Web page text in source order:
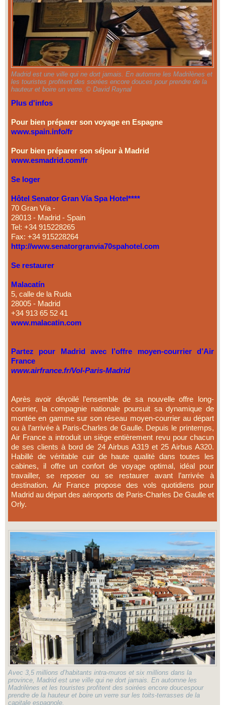
Madrid est une ville qui ne dort jamais. En automne les Madrilènes et
les touristes profitent des soirées encore douces pour prendre de la
hauteur et boire un verre. © David Raynal
Plus d'infos
Pour bien préparer son voyage en Espagne
www.spain.info/fr
Pour bien préparer son séjour à Madrid
www.esmadrid.com/fr
Se loger
Hôtel Senator Gran Vía Spa Hotel****
70 Gran Vía -
28013 - Madrid - Spain
Tel: +34 915228265
Fax: +34 915228264
http://www.senatorgranvia70spahotel.com
Se restaurer
Malacatín
5, calle de la Ruda
28005 - Madrid
+34 913 65 52 41
www.malacatin.com
Partez pour Madrid avec l’offre moyen-courrier d’Air
France
www.airfrance.fr/Vol-Paris-Madrid
Après avoir dévoilé l’ensemble de sa nouvelle offre long-
courrier, la compagnie nationale poursuit sa dynamique de
montée en gamme sur son réseau moyen-courrier au départ
ou à l’arrivée à Paris-Charles de Gaulle. Depuis le printemps,
Air France a introduit un siège entièrement revu pour chacun
de ses clients à bord de 24 Airbus A319 et 25 Airbus A320.
Habillé de véritable cuir de haute qualité dans toutes les
cabines, il offre un confort de voyage optimal, idéal pour
travailler, se reposer ou se restaurer avant l’arrivée à
destination. Air France propose des vols quotidiens pour
Madrid au départ des aéroports de Paris-Charles De Gaulle et
Orly.
Avec 3,5 millions d’habitants intra-muros et six millions dans la
province, Madrid est une ville qui ne dort jamais. En automne les
Madrilènes et les touristes profitent des soirées encore doucespour
prendre de la hauteur et boire un verre sur les toits-terrasses de la
capitale espagnole.